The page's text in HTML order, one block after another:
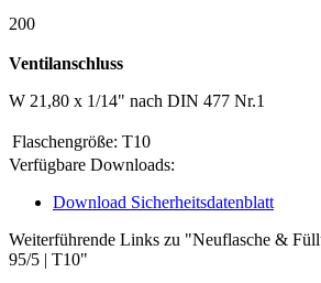
200
Ventilanschluss
W 21,80 x 1/14" nach DIN 477 Nr.1
Flaschengröße: T10
Verfügbare Downloads:
Download Sicherheitsdatenblatt
Weiterführende Links zu "Neuflasche &
95/5 | T10"